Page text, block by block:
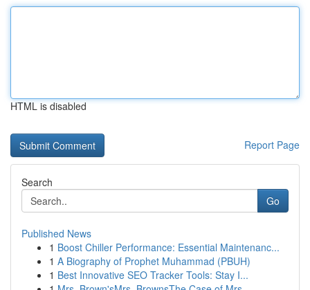
HTML is disabled
Report Page
Search
Go
Published News
1 Boost Chiller Performance: Essential Maintenanc...
1 A Biography of Prophet Muhammad (PBUH)
1 Best Innovative SEO Tracker Tools: Stay I...